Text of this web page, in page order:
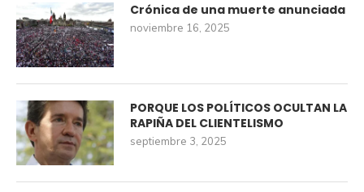
Crónica de una muerte anunciada
noviembre 16, 2025
PORQUE LOS POLÍTICOS OCULTAN LA
RAPIÑA DEL CLIENTELISMO
septiembre 3, 2025